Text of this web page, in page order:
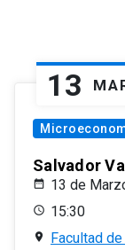
13
Salvador
13 de
15:30
Facultad